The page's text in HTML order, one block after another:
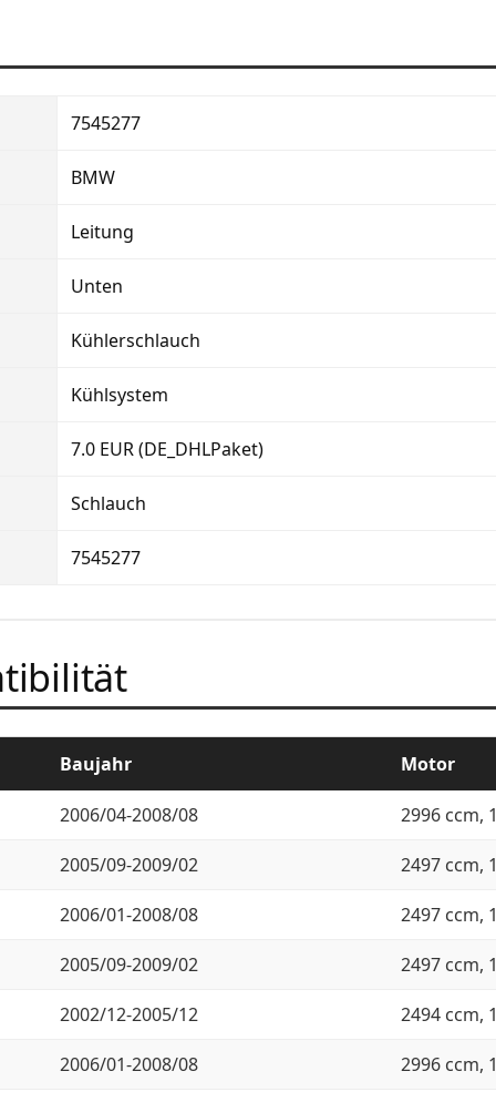
7545277
BMW
Leitung
Unten
Kühlerschlauch
Kühlsystem
7.0 EUR (DE_DHLPaket)
Schlauch
7545277
Baujahr Motor
2006/04-2008/08 2996 ccm,
2005/09-2009/02 2497 ccm,
2006/01-2008/08 2497 ccm,
2005/09-2009/02 2497 ccm,
2002/12-2005/12 2494 ccm,
2006/01-2008/08 2996 ccm,